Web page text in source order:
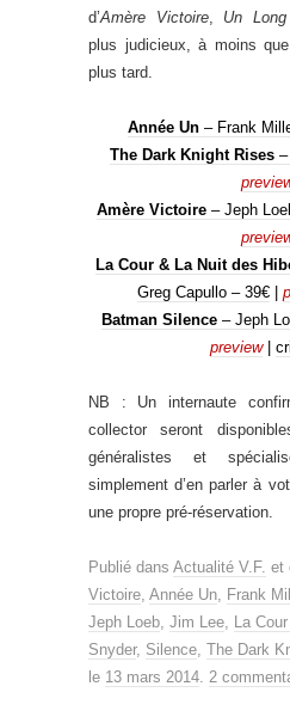
d’Amère Victoire, Un Long
plus judicieux, à moins
plus tard.
Année Un – Frank
The Dark Knight Rises
Amère Victoire – Jeph
La Cour & La Nuit des
Greg Capullo – 39€|
Batman Silence – Jeph
preview|
NB : Un internaute
collector seront
généralistes et
simplement d’en parler à
une propre pré-réservation.
Publié dans Actualité V.F. et
Victoire Année Un Frank
Jeph Loeb Jim Lee La
Snyder, Silence The Dark
le 13 mars 2014 2